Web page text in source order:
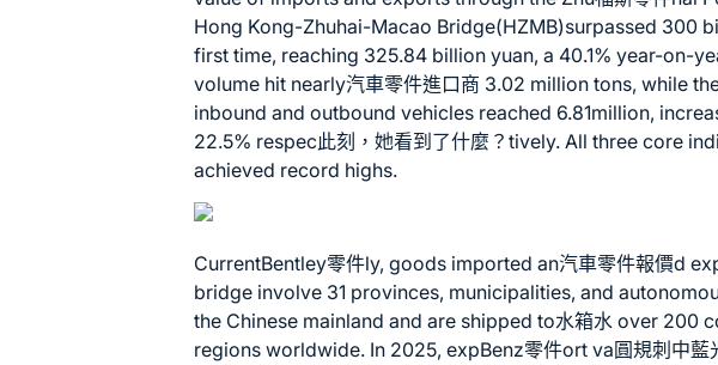
Hong Kong-Zhuhai-Macao Bridge(HZMB)surpassed 300
first time, reaching 325.84 billion yuan, a 40.1% year-on-
volume hit nearly汽車零件進口商 3.02 million tons, while
inbound and outbound vehicles reached 6.81million,
22.5% respec此刻，她看到了什麼？tively. All three core
achieved record highs.
CurrentBentley零件ly, goods imported an汽車零件報價d
bridge involve 31 provinces, municipalities, and
the Chinese mainland and are shipped to水箱水 over 200
regions worldwide. In 2025, expBenz零件ort va圓規刺中藍